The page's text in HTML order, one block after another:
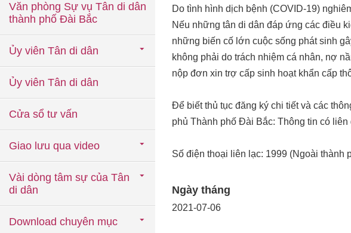
Văn phòng Sự vụ Tân di dân
thành phố Đài Bắc
Ủy viên Tân di dân
Ủy viên Tân di dân
Cửa sổ tư vấn
Giao lưu qua video
Vài dòng tâm sự của Tân
di dân
Download chuyên mục
Do tình hình dịch bệnh (COVID-19)
Nếu những tân di dân đáp ứng các điều
những biến cố lớn cuộc sống phát sinh
không phải do trách nhiệm cá nhân, nợ
nộp đơn xin trợ cấp sinh hoạt khẩn cấp
Để biết thủ tục đăng ký chi tiết và các
phủ Thành phố Đài Bắc: Thông tin có liên
Số điện thoại liên lạc: 1999 (Ngoài thành
Ngày tháng
2021-07-06